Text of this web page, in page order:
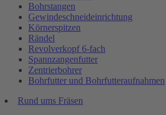
Bohrstangen
Gewindeschneideinrichtung
Körnerspitzen
Rändel
Revolverkopf 6-fach
Spannzangenfutter
Zentrierbohrer
Bohrfutter und Bohrfutteraufnahmen
Rund ums Fräsen